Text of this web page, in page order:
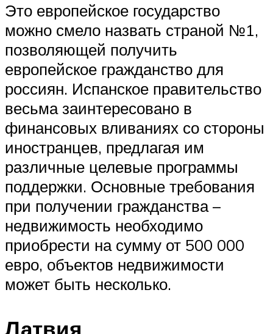
Это европейское государство
можно смело назвать страной №1,
позволяющей получить
европейское гражданство для
россиян. Испанское правительство
весьма заинтересовано в
финансовых вливаниях со стороны
иностранцев, предлагая им
различные целевые программы
поддержки. Основные требования
при получении гражданства –
недвижимость необходимо
приобрести на сумму от 500 000
евро, объектов недвижимости
может быть несколько.